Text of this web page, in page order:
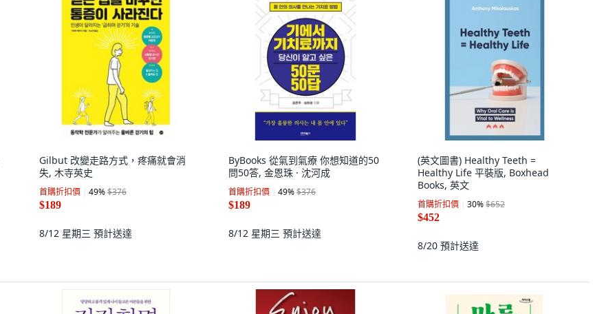
Gilbut 改變走路方式，疼痛就會消
失, 木寺英史
首購折扣價 49%$376
$189
8/12 星期三 預計送達
ByBooks 從氣到氣療 你想知道的50
問50答, 金恩珠 · 沈河成
首購折扣價 49%$376
$189
8/12 星期三 預計送達
(英文圖書) Healthy Teeth =
Healthy Life 平裝版, Boxhead
Books, 英文
首購折扣價 30%$652
$452
8/20 預計送達